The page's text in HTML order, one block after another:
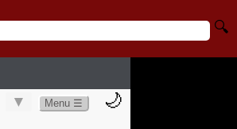
🔍
▼ Menu ☰ 🌙